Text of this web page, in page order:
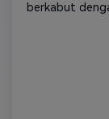
berkabut
elemen noir
reflektif,
figur jauh,
yang murah
Tambahkan
menciptakan